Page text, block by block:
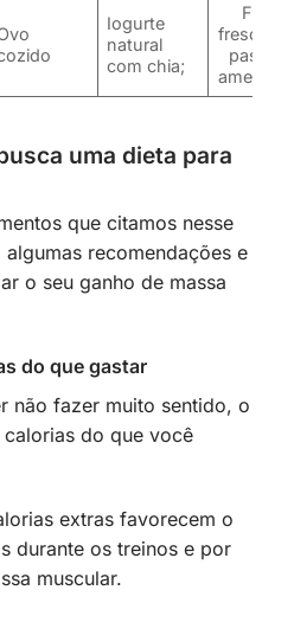
Iogurte
natural
com chia;
Fruta
fresca
pasta
uma dieta para
que citamos nesse
recomendações e
o seu ganho de massa
do que gastar
não fazer muito sentido, o
do que você
extras favorecem o
durante os treinos e por
muscular.